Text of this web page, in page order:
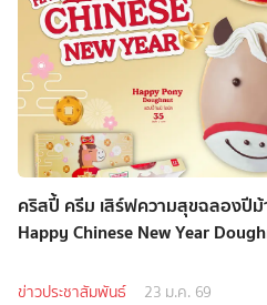
คริสปี้ ครีม เสิร์ฟความสุขฉลองปี
Happy Chinese New Year
ข่าวประชาสัมพันธ์ 23 ม.ค. 69